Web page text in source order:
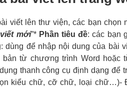
viết lên thư viện, các bạn chọn
mới”* Phần tiêu đề: các bạn
: dùng để nhập nội dung của bài
bản từ chương trình Word hoặc
thanh công cụ định dạng để
kiểu chữ, cỡ chữ, loại chữ…)-